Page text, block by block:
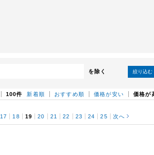
を除く 絞り込む
新着順 おすすめ順 価格が安い 価格が
100件
17 18 19 20 21 22 23 24 25 次へ